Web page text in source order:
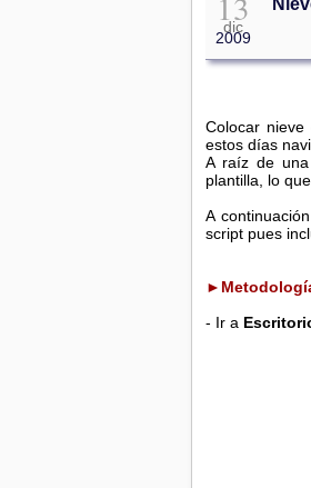
dic
2009
Colocar
estos días
A raíz de
plantilla, lo
A
script pues
- Ir a